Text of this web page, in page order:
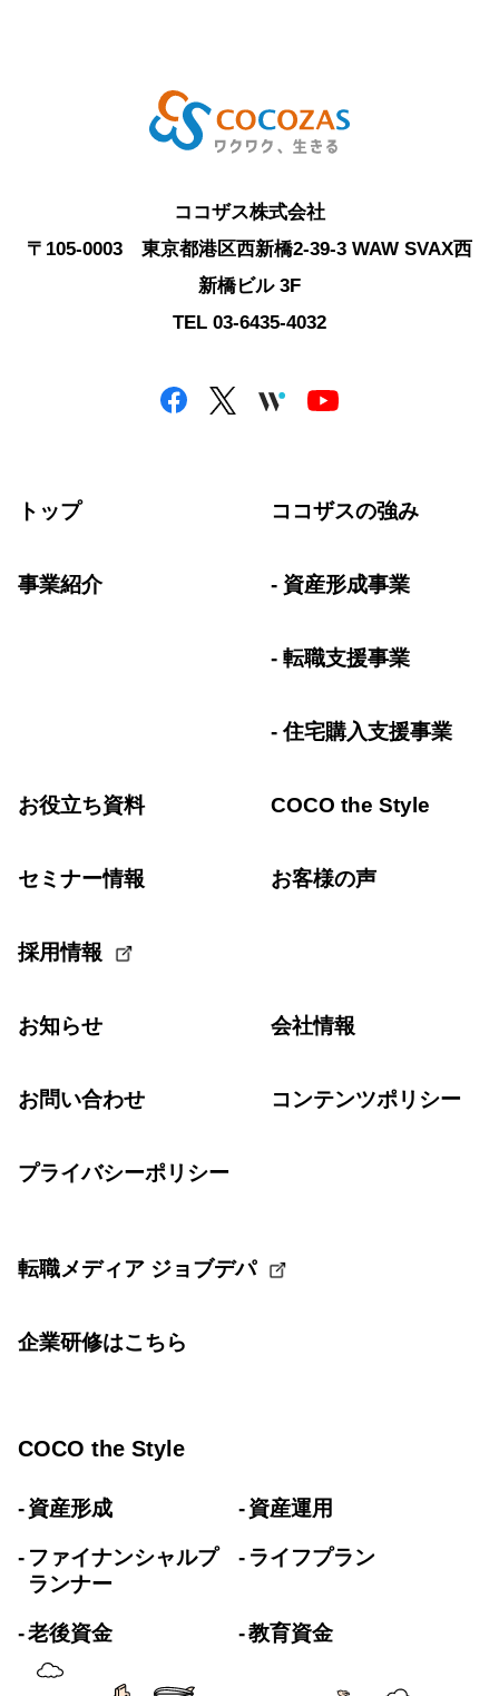
ココザス株式会社
〒105-0003 東京都港区西新橋2-39-3 WAW SVAX西
新橋ビル 3F
TEL 03-6435-4032
トップ ココザスの強み
事業紹介 資産形成事業
転職支援事業
住宅購入支援事業
お役立ち資料 COCO the Style
セミナー情報 お客様の声
採用情報
お知らせ 会社情報
お問い合わせ コンテンツポリシー
プライバシーポリシー
転職メディア ジョブデパ
企業研修はこちら
COCO the Style
資産形成 資産運用
ファイナンシャルプ
ランナー
ライフプラン
老後資金 教育資金